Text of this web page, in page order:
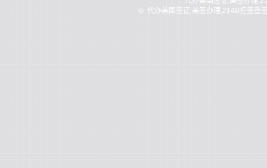
代办美国签证,美签办理,214B拒签重